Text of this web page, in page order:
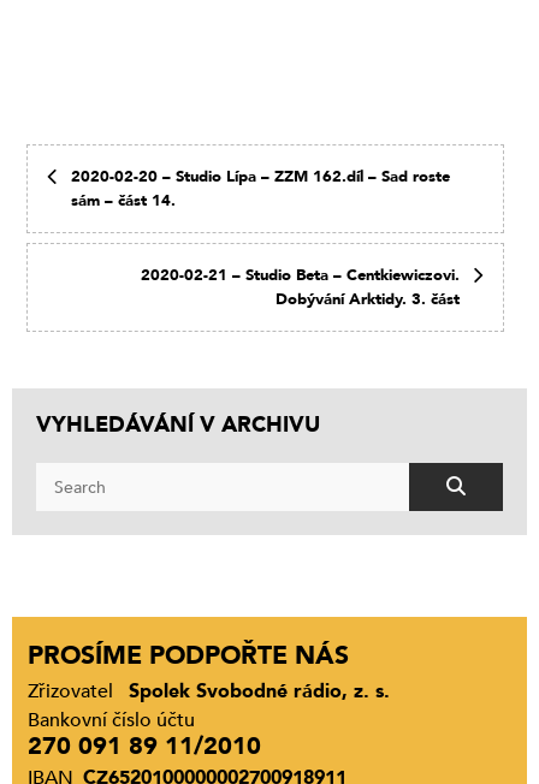
2020-02-20 – Studio Lípa – ZZM 162.díl – Sad roste
sám – část 14.
2020-02-21 – Studio Beta – Centkiewiczovi.
Dobývání Arktidy. 3. část
VYHLEDÁVÁNÍ V ARCHIVU
PROSÍME PODPOŘTE NÁS
Zřizovatel
Spolek Svobodné rádio, z. s.
Bankovní číslo účtu
270 091 89 11/2010
IBAN CZ6520100000002700918911